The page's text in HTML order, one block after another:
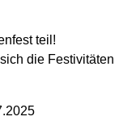
teil!
die Festivitäten